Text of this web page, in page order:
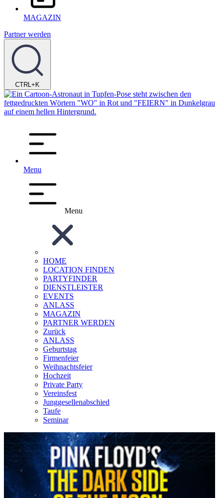
MAGAZIN
Partner werden
CTRL+K
Menu
Menu
HOME
LOCATION FINDEN
PARTYFINDER
DIENSTLEISTER
EVENTS
ANLASS
MAGAZIN
PARTNER WERDEN
Zurück
ANLASS
Geburtstag
Firmenfeier
Weihnachtsfeier
Hochzeit
Private Party
Vereinsfest
Junggesellenabschied
Taufe
Seminar